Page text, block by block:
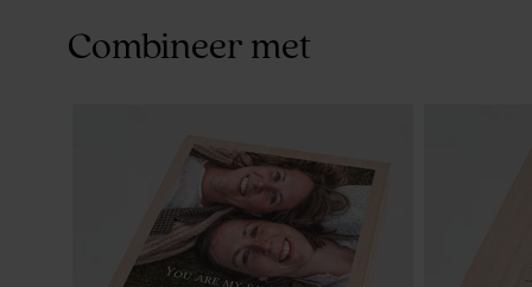
Combineer met